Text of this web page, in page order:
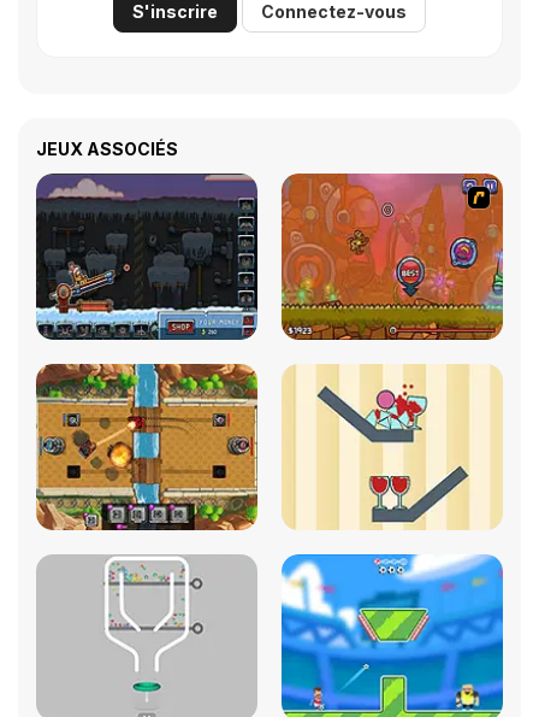
S'inscrire Connectez-vous
JEUX ASSOCIÉS